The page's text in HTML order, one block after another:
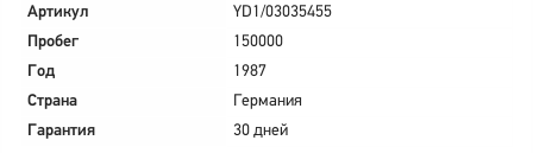
Артикул
YD1/03035455
Пробег
150000
Год
1987
Страна
Германия
Гарантия
30 дней